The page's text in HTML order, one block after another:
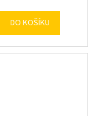
DO KOŠÍKU